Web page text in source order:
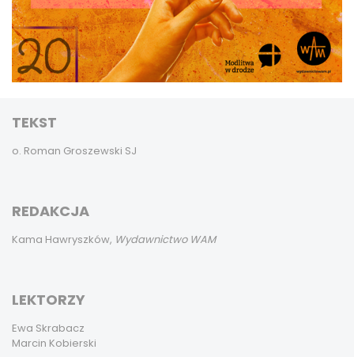
TEKST
o. Roman Groszewski SJ
REDAKCJA
Kama Hawryszków, Wydawnictwo WAM
LEKTORZY
Ewa Skrabacz
Marcin Kobierski